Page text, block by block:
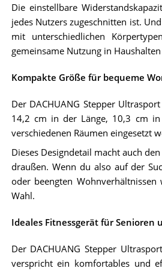
Die einstellbare
jedes Nutzers zugeschnitten ist.
mit unterschiedlichen
gemeinsame Nutzung in
Kompakte Größe für bequeme
Der DACHUANG Stepper
14,2 cm in der Länge, 10,3 cm
verschiedenen Räumen eingesetzt
Dieses Designdetail macht auch
draußen. Wenn du also auf der
oder beengten
Wahl.
Ideales Fitnessgerät für Senioren
Der DACHUANG Stepper
verspricht ein komfortables und